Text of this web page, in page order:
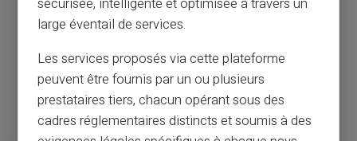
respecteVERITAS PRINT & POLITICA DE IMAGINE
sécurisée, intelligente et optimisée à travers un
large éventail de services.
Les services proposés via cette plateforme
peuvent être fournis par un ou plusieurs
prestataires tiers, chacun opérant sous des
cadres réglementaires distincts et soumis à des